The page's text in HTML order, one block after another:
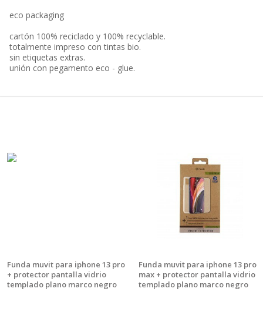
eco packaging
cartón 100% reciclado y 100% recyclable.
totalmente impreso con tintas bio.
sin etiquetas extras.
unión con pegamento eco - glue.
Funda muvit para iphone 13 pro
+ protector pantalla vidrio
templado plano marco negro
Funda muvit para iphone 13 pro
max + protector pantalla vidrio
templado plano marco negro